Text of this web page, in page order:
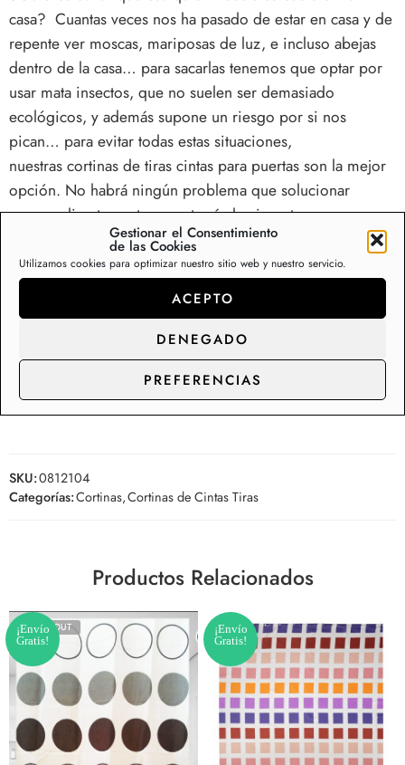
Gestionar el Consentimiento
de las Cookies
Utilizamos cookies para optimizar nuestro sitio web y nuestro servicio.
ACEPTO
DENEGADO
PREFERENCIAS
casa? Cuantas veces nos ha pasado de estar en casa y de
repente ver moscas, mariposas de luz, e incluso abejas
dentro de la casa… para sacarlas tenemos que optar por
usar mata insectos, que no suelen ser demasiado
ecológicos, y además supone un riesgo por si nos
pican… para evitar todas estas situaciones,
nuestrascortinas de tiras cintas para puertasson la mejor
opción. No habrá ningún problema que solucionar
porque directamente no entrarán los insectos en casa.
Sea cual sea el estilo que buscas, lo encontrarás. De
colores, lisas, con forma espiral, de plástico o aluminio…
lo que tengas en mente, a tu alcance.
0/5
0/5(0 Reseña)
SKU:0812104
Categorías:Cortinas,Cortinas de Cintas Tiras
Productos Relacionados
¡Envío
Gratis!
SOLD OUT
¡Envío
Gratis!